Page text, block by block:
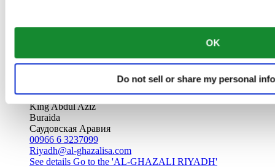
OK
Do not sell or share my personal
AL-GHAZALI RIYADH
King Abdul Aziz
Buraida
Саудовская Аравия
00966 6 3237099
Riyadh@al-ghazalisa.com
See details Go to the 'AL-GHAZALI RIYADH'